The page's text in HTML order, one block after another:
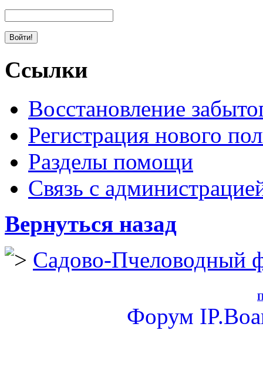
Ссылки
Восстановление
Регистрация нового
Разделы помощи
Связь с
Вернуться назад
Садово-Пчеловодный
Форум